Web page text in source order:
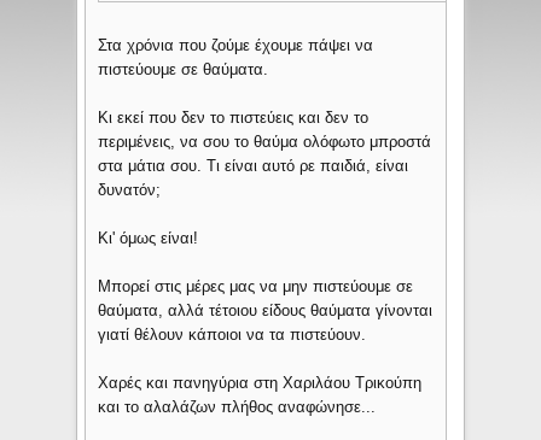
Στα χρόνια που ζούμε έχουμε πάψει να
πιστεύουμε σε θαύματα.
Κι εκεί που δεν το πιστεύεις και δεν το
περιμένεις, να σου το θαύμα ολόφωτο μπροστά
στα μάτια σου. Τι είναι αυτό ρε παιδιά, είναι
δυνατόν;
Κι' όμως είναι!
Μπορεί στις μέρες μας να μην πιστεύουμε σε
θαύματα, αλλά τέτοιου είδους θαύματα γίνονται
γιατί θέλουν κάποιοι να τα πιστεύουν.
Χαρές και πανηγύρια στη Χαριλάου Τρικούπη
και το αλαλάζων πλήθος αναφώνησε...